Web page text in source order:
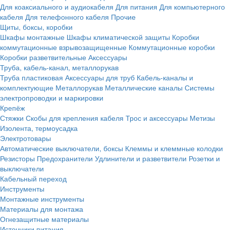
Для коаксиального и аудиокабеля Для питания Для компьютерного
кабеля Для телефонного кабеля Прочие
Щиты, боксы, коробки
Шкафы монтажные Шкафы климатической защиты Коробки
коммутационные взрывозащищенные Коммутационные коробки
Коробки разветвительные Аксессуары
Труба, кабель-канал, металлорукав
Труба пластиковая Аксессуары для труб Кабель-каналы и
комплектующие Металлорукав Металлические каналы Системы
электропроводки и маркировки
Крепёж
Стяжки Скобы для крепления кабеля Трос и аксессуары Метизы
Изолента, термоусадка
Электротовары
Автоматические выключатели, боксы Клеммы и клеммные колодки
Резисторы Предохранители Удлинители и разветвители Розетки и
выключатели
Кабельный переход
Инструменты
Монтажные инструменты
Материалы для монтажа
Огнезащитные материалы